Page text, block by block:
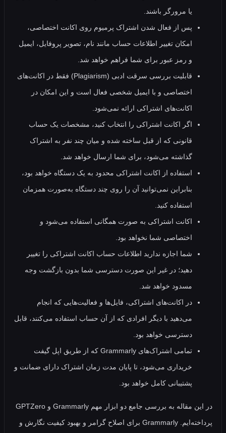
یا مرورگر باشند.
پس از فعال شدن اشتراک پرمیوم روی اکانت اختصاصی،
امکان تغییر اطلاعات حساب مانند نام، تصویر پروفایل، ایمیل
و رمز عبور برای شما فراهم خواهد شد.
قابلیت بررسی سرقت ادبی (Plagiarism) فقط در اکانت‌های
اختصاصی و با ایمیل شخصی فعال است و این امکان در
اکانت‌های اشتراکی ارائه نمی‌شود.
اگر اکانت اشتراکی را انتخاب کنید، مشخصات یک حساب
قانونی که از قبل ساخته شده و میان چند نفر به اشتراک
گذاشته می‌شود، برای شما ارسال خواهد شد.
استفاده از اکانت اشتراکی محدود به یک دستگاه خواهد بود،
بنابراین نمی‌توانید آن را روی چند دستگاه به‌صورت همزمان
استفاده کنید.
اکانت اشتراکی به صورت همگانی استفاده می‌شود و
اختصاصی شما نخواهد بود.
شما اجازه ندارید اطلاعات حساب اکانت اشتراکی را تغییر
دهید؛ در غیر این صورت دسترسی شما بدون بازگشت وجه
مسدود خواهد شد.
در اکانت‌های اشتراکی، فایل‌ها و فعالیت‌هایی که انجام
می‌دهید با دیگر افرادی که از آن حساب استفاده می‌کنند، قابل
دسترسی خواهد بود.
تمامی اشتراک‌های Grammarly که از طریق اپل گیفت
خریداری می‌شود، تا پایان مدت زمان اشتراک دارای ضمانت و
پشتیبانی کامل خواهد بود.
در این مقاله به بررسی جامع دو ابزار مهم Grammarly و GPTZero
پرداخته‌ایم. Grammarly برای اصلاح گرامر و بهبود کیفیت نگارش و